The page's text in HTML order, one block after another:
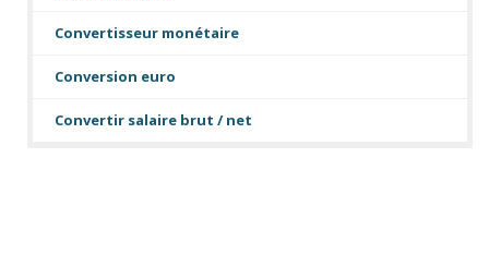
Convertisseur monétaire
Conversion euro
Convertir salaire brut / net